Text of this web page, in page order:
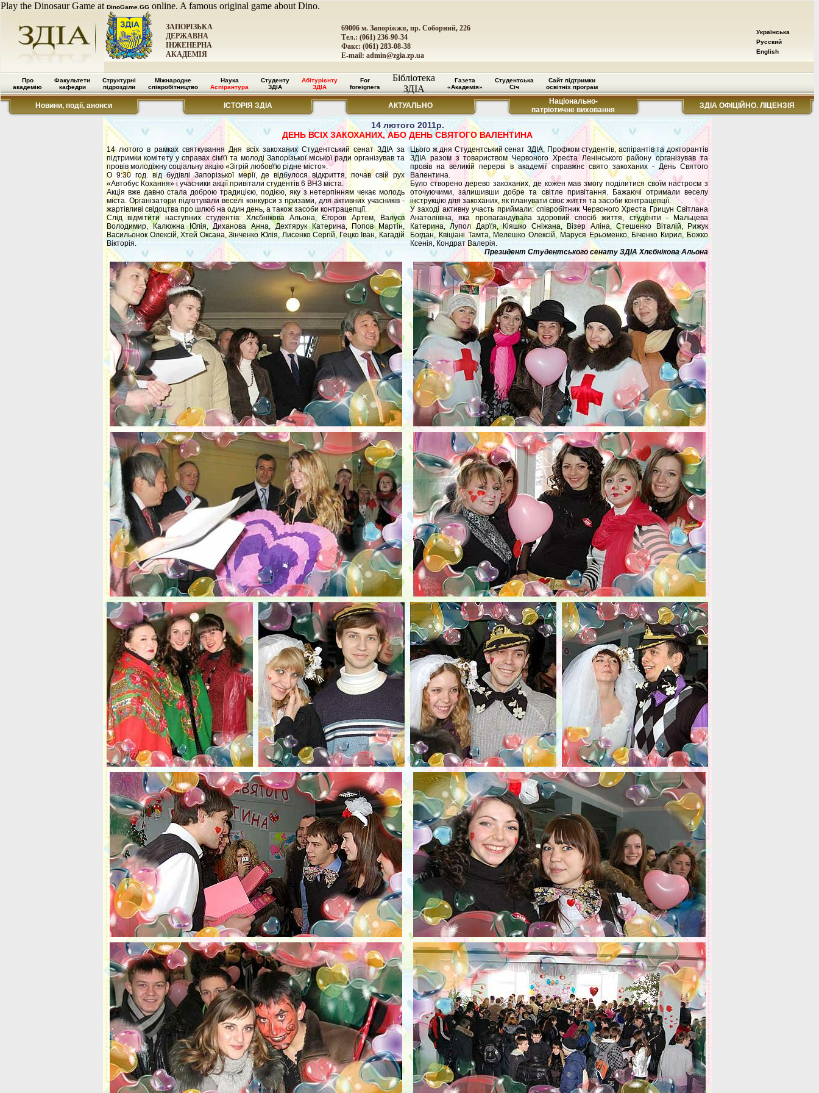
Play the Dinosaur Game at DinoGame.GG online. A famous original game about Dino.
ЗАПОРІЗЬКА
ДЕРЖАВНА
ІНЖЕНЕРНА
АКАДЕМІЯ
69006 м. Запоріжжя, пр. Соборний, 226
Тел.: (061) 236-90-34
Факс: (061) 283-08-38
E-mail: admin@zgia.zp.ua
Українська
Русский
English
Про
академію
Факультети
кафедри
Структурні
підрозділи
Міжнародне
співробітництво
Наука
Аспірантура
Студенту
ЗДІА
Абітурієнту
ЗДІА
For
foreigners
Бібліотека
ЗДІА
Газета
«Академія»
Студентська
Січ
Сайт підтримки
освітніх програм
Новини, події, анонси ІСТОРІЯ ЗДІА АКТУАЛЬНО
Національно-
патріотичне виховання
ЗДІА ОФІЦІЙНО. ЛІЦЕНЗІЯ
14 лютого 2011р.
ДЕНЬ ВСІХ ЗАКОХАНИХ, АБО ДЕНЬ СВЯТОГО ВАЛЕНТИНА
14 лютого в рамках святкування Дня всіх закоханих Студентський сенат ЗДІА за
підтримки комітету у справах сім\'ї та молоді Запорізької міської ради організував та
провів молодіжну соціальну акцію «Зігрій любов\'ю рідне місто».
О 9:30 год. від будівлі Запорізької мерії, де відбулося відкриття, почав свій рух
«Автобус Кохання» і учасники акції привітали студентів 6 ВНЗ міста.
Акція вже давно стала доброю традицією, подією, яку з нетерпінням чекає молодь
міста. Організатори підготували веселі конкурси з призами, для активних учасників -
жартівливі свідоцтва про шлюб на один день, а також засоби контрацепції.
Слід відмітити наступних студентів: Хлєбнікова Альона, Єгоров Артем, Валуєв
Володимир, Калюжна Юлія, Диханова Анна, Дехтярук Катерина, Попов Мартін,
Васильонок Олексій, Хтей Оксана, Зінченко Юлія, Лисенко Сергій, Гецко Іван, Кагадій
Вікторія.
Цього ж дня Студентський сенат ЗДІА, Профком студентів, аспірантів та докторантів
ЗДІА разом з товариством Червоного Хреста Ленінського району організував та
провів на великій перерві в академії справжнє свято закоханих - День Святого
Валентина.
Було створено дерево закоханих, де кожен мав змогу поділитися своїм настроєм з
оточуючими, залишивши добре та світле привітання. Бажаючі отримали веселу
інструкцію для закоханих, як планувати своє життя та засоби контрацепції.
У заході активну участь приймали: співробітник Червоного Хреста Грицун Світлана
Анатоліївна, яка пропагандувала здоровий спосіб життя, студенти - Мальцева
Катерина, Лупол Дар\'я, Кіяшко Сніжана, Візер Аліна, Стешенко Віталій, Рижук
Богдан, Квіціані Тамта, Мелешко Олексій, Маруся Ерьоменко, Біченко Кирил, Божко
Ксенія, Кондрат Валерія.
Президент Студентського сенату ЗДІА Хлєбнікова Альона